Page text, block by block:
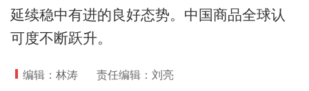
延续稳中有进的良好态势。中国商品全球认
可度不断跃升。
编辑：林涛 责任编辑：刘亮